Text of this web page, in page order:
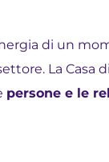
di un
La Casa
persone e le